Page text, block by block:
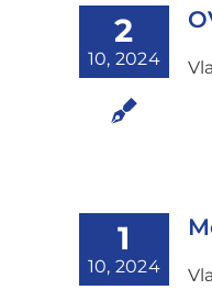
2
10, 2024
1
10, 2024